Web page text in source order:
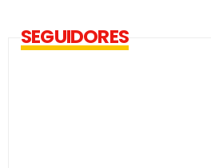
SEGUIDORES